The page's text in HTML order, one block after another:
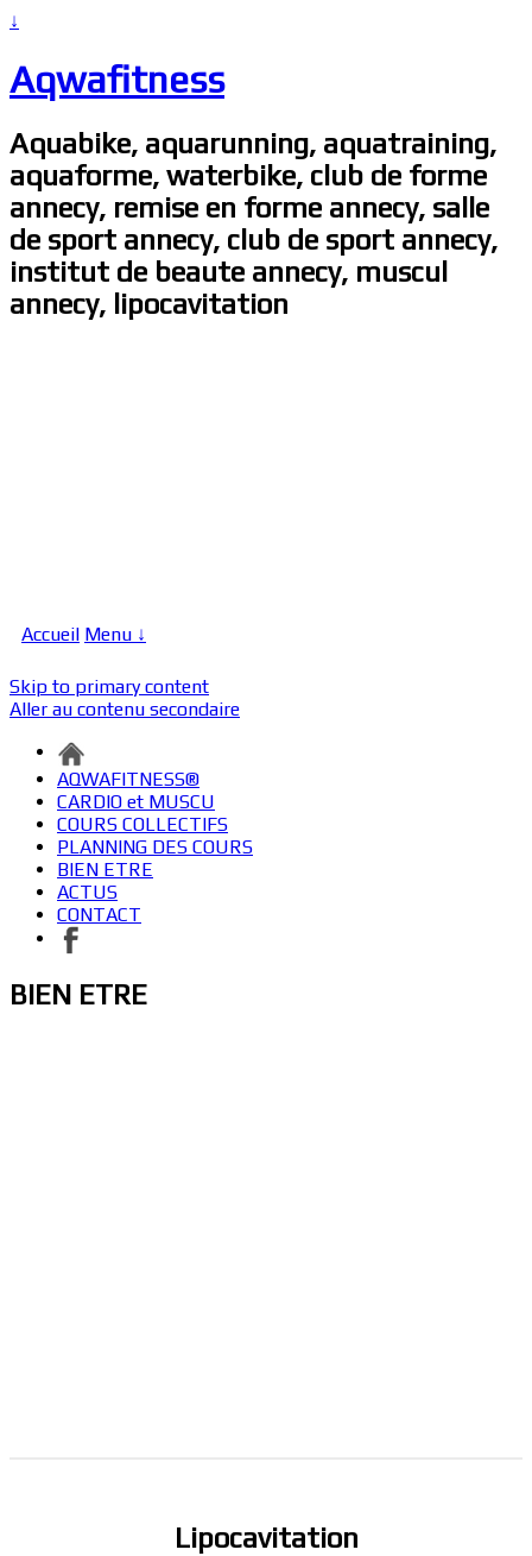
↓
Aqwafitness
Aquabike, aquarunning, aquatraining,
aquaforme, waterbike, club de forme
annecy, remise en forme annecy, salle
de sport annecy, club de sport annecy,
institut de beaute annecy, muscul
annecy, lipocavitation
Accueil Menu ↓
Skip to primary content
Aller au contenu secondaire
AQWAFITNESS®
CARDIO et MUSCU
COURS COLLECTIFS
PLANNING DES COURS
BIEN ETRE
ACTUS
CONTACT
BIEN ETRE
Lipocavitation